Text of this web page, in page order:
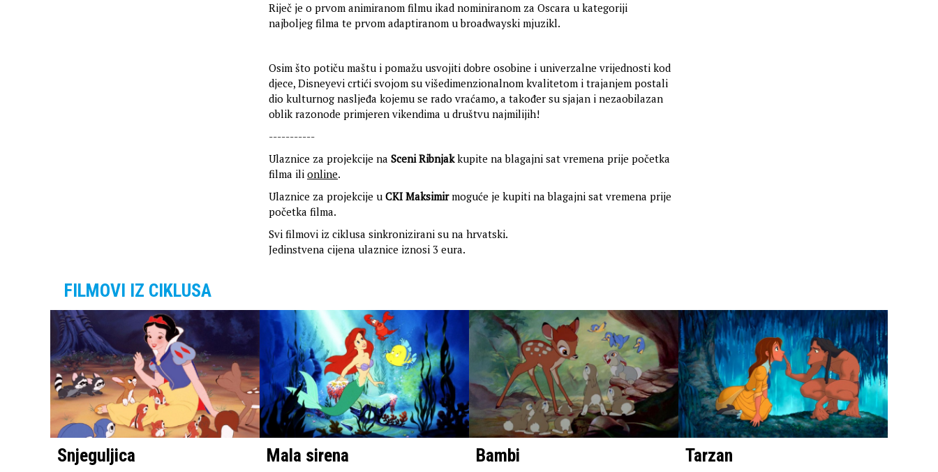
Riječ je o prvom animiranom filmu ikad nominiranom za Oscara u kategoriji
najboljeg filma te prvom adaptiranom u broadwayski mjuzikl.
Osim što potiču maštu i pomažu usvojiti dobre osobine i univerzalne vrijednosti kod
djece, Disneyevi crtići svojom su višedimenzionalnom kvalitetom i trajanjem postali
dio kulturnog nasljeđa kojemu se rado vraćamo, a također su sjajan i nezaobilazan
oblik razonode primjeren vikendima u društvu najmilijih!
-----------
Ulaznice za projekcije na Sceni Ribnjakkupite na blagajni sat vremena prije početka
filma ili online.
Ulaznice za projekcije u CKI Maksimirmoguće je kupiti na blagajni sat vremena prije
početka filma.
Svi filmovi iz ciklusa sinkronizirani su na hrvatski.
Jedinstvena cijena ulaznice iznosi 3 eura.
FILMOVI IZ CIKLUSA
Snjeguljica Mala sirena Bambi Tarzan